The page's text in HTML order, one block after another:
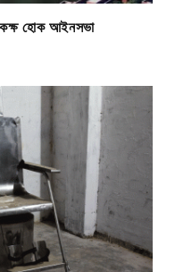
হোক আইনসভা